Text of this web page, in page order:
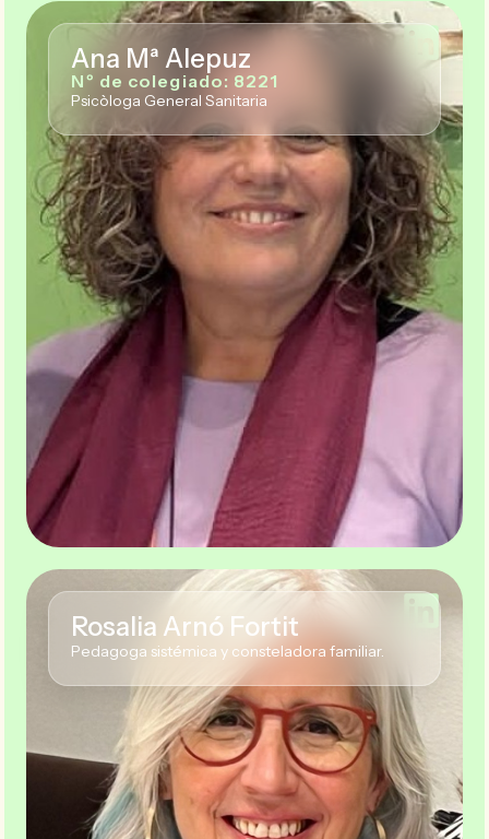
Ana Mª Alepuz
Nº de colegiado: 8221
Psicòloga General Sanitaria
Rosalia Arnó Fortit
Pedagoga sistémica y consteladora familiar.